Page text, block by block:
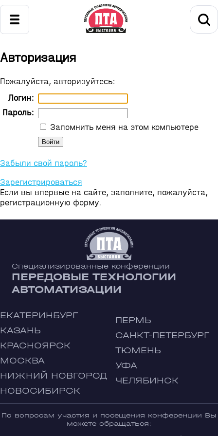
Авторизация
Пожалуйста, авторизуйтесь:
Логин:
Пароль:
Запомнить меня на этом компьютере
Забыли свой пароль?
Зарегистрироваться
Если вы впервые на сайте, заполните, пожалуйста,
регистрационную форму.
Специализированные конференции
ПЕРЕДОВЫЕ ТЕХНОЛОГИИ
АВТОМАТИЗАЦИИ
ЕКАТЕРИНБУРГ
КАЗАНЬ
КРАСНОЯРСК
МОСКВА
НИЖНИЙ НОВГОРОД
НОВОСИБИРСК
ПЕРМЬ
САНКТ-ПЕТЕРБУРГ
ТЮМЕНЬ
УФА
ЧЕЛЯБИНСК
По вопросам участия и посещения конференции Вы
можете обращаться: